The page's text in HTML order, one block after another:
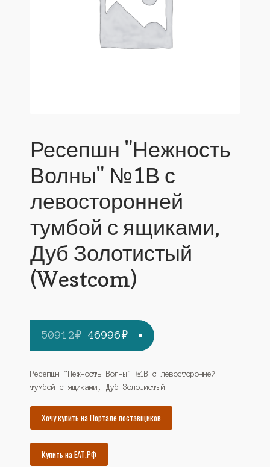
Ресепшн "Нежность
Волны" №1В с
левосторонней
тумбой с ящиками,
Дуб Золотистый
(Westcom)
50912₽ Первоначальная
цена
составляла
50912₽.
46996₽Текущая
цена:
46996₽.
Ресепшн "Нежность Волны" №1В с левосторонней
тумбой с ящиками, Дуб Золотистый
Хочу купить на Портале поставщиков
Купить на ЕАТ.РФ